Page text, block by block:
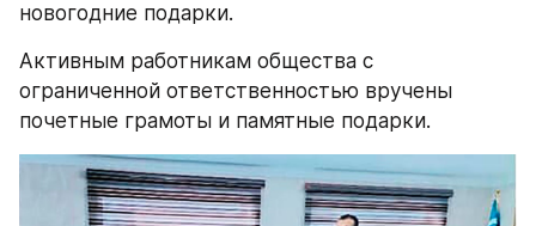
новогодние подарки.
Активным работникам общества с
ограниченной ответственностью вручены
почетные грамоты и памятные подарки.